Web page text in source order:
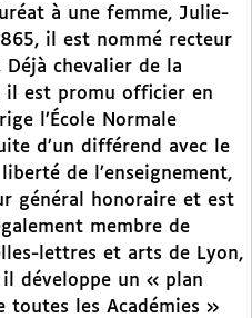
à une femme, Julie-
il est nommé recteur
Déjà chevalier de la
il est promu officier en
l’École Normale
d’un différend avec le
de l’enseignement,
général honoraire et est
membre de
lettres et arts de Lyon,
développe un « plan
toutes les Académies »